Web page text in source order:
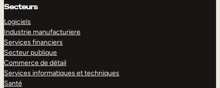
Secteurs
Logiciels
Industrie manufacturiere
Services financiers
Secteur publique
Commerce de détail
Services informatiques et techniques
Santé